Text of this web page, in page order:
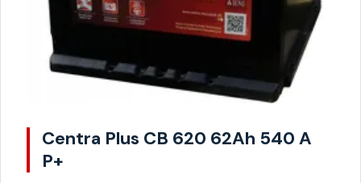
Centra Plus CB 620 62Ah 540 A
P+